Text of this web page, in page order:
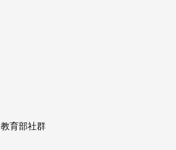
教育部社群